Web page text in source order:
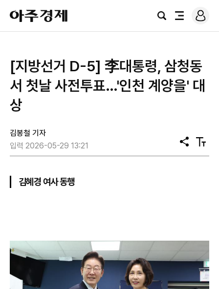
아
주
경
검
전
로
그
[지방선거 D-5] 李대통령, 삼청동
서 첫날 사전투표…'인천 계양을' 대
상
김봉철 기자
입력 2026-05-29 13:21
공
유
텍
스
김혜경 여사 동행